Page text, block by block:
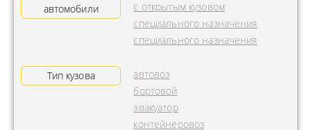
автомобили
с открытым кузовом
специального назначения
специального назначения
Тип кузова
автовоз
бортовой
эвакуатор
контейнеровоз